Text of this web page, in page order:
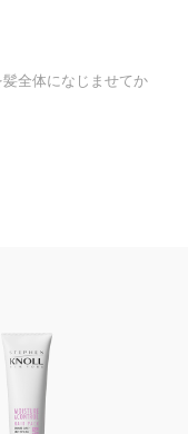
全体になじませてか